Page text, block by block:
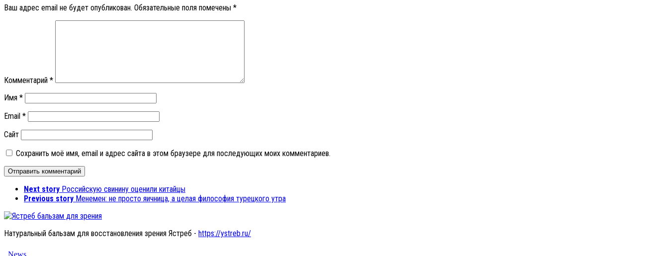
Ваш адрес email не будет опубликован. Обязательные поля помечены *
Комментарий *
Имя *
Email *
Сайт
Сохранить моё имя, email и адрес сайта в этом браузере для последующих моих комментариев.
Next story Российскую свинину оценили китайцы
Previous story Менемен: не просто яичница, а целая философия турецкого утра
Натуральный бальзам для восстановления зрения Ястреб - https://ystreb.ru/